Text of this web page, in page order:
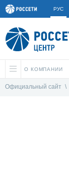
РУС
О КОМПАНИИ
Официальный сайт \